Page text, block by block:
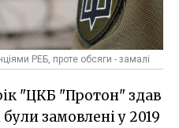
РЕБ, проте обсяги - замалі
"ЦКБ "Протон" здав
замовлені у 2019